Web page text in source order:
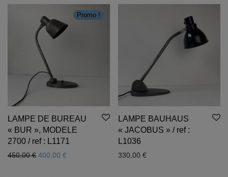
Promo !
LAMPE DE BUREAU
« BUR », MODELE
2700 / ref : L1171
450,00€ Le prix initial était : 450,00 €.
400,00 € Le prix actuel est : 400,00 €.
LAMPE BAUHAUS
« JACOBUS » / ref :
L1036
330,00 €